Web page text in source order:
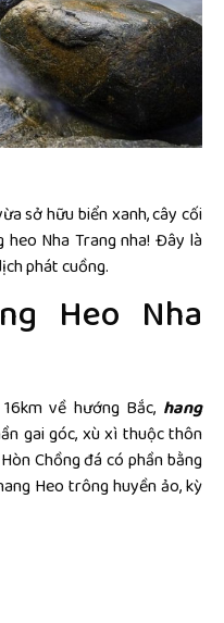
sở hữu biển xanh, cây cối
Nha Trang nha! Đây là
phát cuồng.
Heo Nha
về hướng Bắc, hang
gai góc, xù xì thuộc thôn
Chồng đá có phần bằng
Heo trông huyền ảo, kỳ